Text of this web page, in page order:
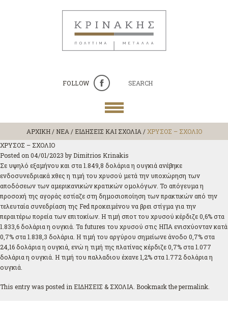
FOLLOW SEARCH
ΑΡΧΙΚΗ/ ΝΕΑ / ΕΙΔΗΣΕΙΣ ΚΑΙ ΣΧΟΛΙΑ /ΧΡΥΣΟΣ – ΣΧΟΛΙΟ
ΧΡΥΣΟΣ – ΣΧΟΛΙΟ
Posted on 04/01/2023 by Dimitrios Krinakis
Σε υψηλό εξαμήνου και στα 1.849,8 δολάρια η ουγκιά ανέβηκε
ενδοσυνεδριακά χθες η τιμή του χρυσού μετά την υποχώρηση των
αποδόσεων των αμερικανικών κρατικών ομολόγων. Το απόγευμα η
προσοχή της αγοράς εστίαζε στη δημοσιοποίηση των πρακτικών από την
τελευταία συνεδρίαση της Fed προκειμένου να βρει στίγμα για την
περαιτέρω πορεία των επιτοκίων. Η τιμή σποτ του χρυσού κέρδιζε 0,6% στα
1.833,6 δολάρια η ουγκιά. Τα futures του χρυσού στις ΗΠΑ ενισχύονταν κατά
0,7% στα 1.838,3 δολάρια. Η τιμή του αργύρου σημείωνε άνοδο 0,7% στα
24,16 δολάρια η ουγκιά, ενώ η τιμή της πλατίνας κέρδιζε 0,7% στα 1.077
δολάρια η ουγκιά. Η τιμή του παλλαδιου έχανε 1,2% στα 1.772 δολάρια η
ουγκιά.
This entry was posted in ΕΙΔΗΣΕΙΣ & ΣΧΟΛΙΑ . Bookmark thepermalink